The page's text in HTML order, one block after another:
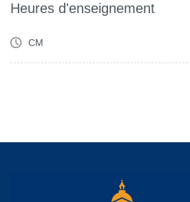
Heures d'enseignement
CM